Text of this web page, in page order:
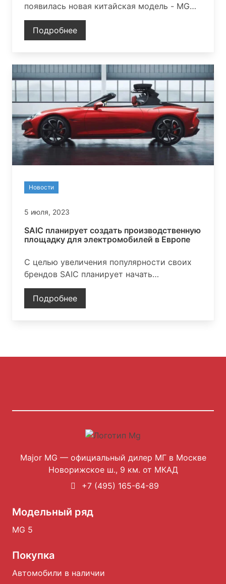
появилась новая китайская модель - MG
Mulan, ранее не представленная у нас
Подробнее
Новости
5 июля, 2023
SAIC планирует создать производственную
площадку для электромобилей в Европе
С целью увеличения популярности своих
брендов SAIC планирует начать
производство электромобилей в Европе
Подробнее
Major MG — официальный дилер МГ в Москве
Новорижское ш., 9 км. от МКАД
+7 (495) 165-64-89
Модельный ряд
MG 5
Покупка
Автомобили в наличии